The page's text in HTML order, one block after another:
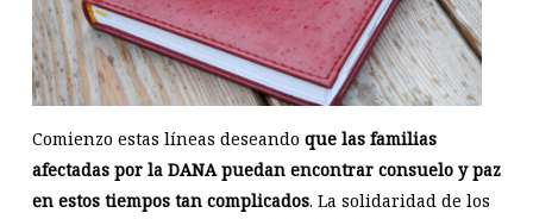
Comienzo estas líneas deseando que las familias
afectadas por la DANA puedan encontrar consuelo y paz
en estos tiempos tan complicados. La solidaridad de los